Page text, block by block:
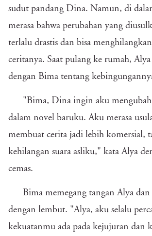
sudut pandang Dina. Namun, di
merasa bahwa perubahan yang
terlalu drastis dan bisa
ceritanya. Saat pulang ke rumah,
dengan Bima tentang
"Bima, Dina ingin aku
dalam novel baruku. Aku merasa
membuat cerita jadi lebih komersial,
kehilangan suara asliku," kata Alya
cemas.
Bima memegang tangan Alya
dengan lembut. "Alya, aku selalu
kekuatanmu ada pada kejujuran dan